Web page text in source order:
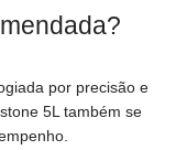
por precisão e
5L também se